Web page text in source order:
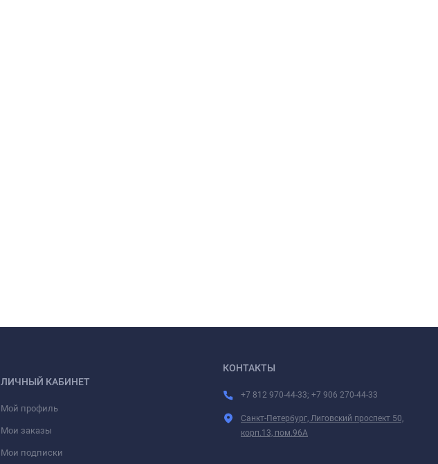
ЛИЧНЫЙ КАБИНЕТ
Мой профиль
Мои заказы
Мои подписки
КОНТАКТЫ
+7 812 970-44-33; +7 906 270-44-33
Санкт-Петербург, Лиговский проспект 50,
корп.13, пом.96А